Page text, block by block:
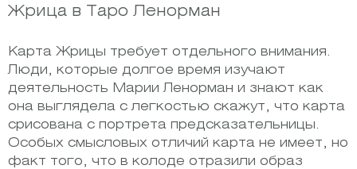
Жрица в Таро Ленорман
Карта Жрицы требует отдельного внимания.
Люди, которые долгое время изучают
деятельность Марии Ленорман и знают как
она выглядела с легкостью скажут, что карта
срисована с портрета предсказательницы.
Особых смысловых отличий карта не имеет, но
факт того, что в колоде отразили образ